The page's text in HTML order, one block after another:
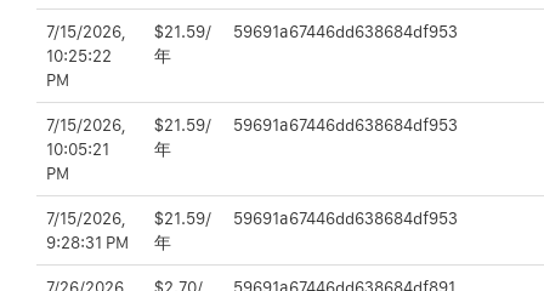
7/15/2026,
10:25:22
PM
$21.59/
年
59691a67446dd638684df953
7/15/2026,
10:05:21
PM
$21.59/
年
59691a67446dd638684df953
7/15/2026,
9:28:31 PM
$21.59/
年
59691a67446dd638684df953